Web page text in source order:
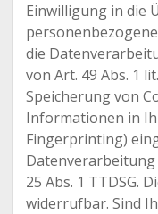
Einwilligung in die
die
von Art. 49 Abs. 1
Speicherung von
Informationen in
Fingerprinting)
Datenverarbeitung
25 Abs. 1 TTDSG.
widerrufbar. Sind